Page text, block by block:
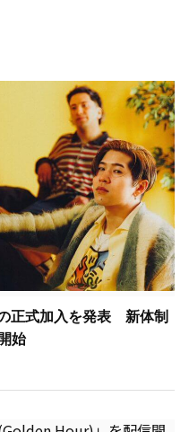
正式加入を発表 新体制
始